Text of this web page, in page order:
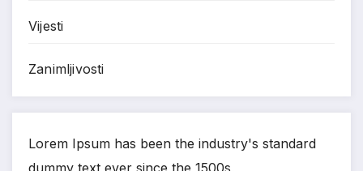
Vijesti
Zanimljivosti
Lorem Ipsum has been the industry's standard
dummy text ever since the 1500s.